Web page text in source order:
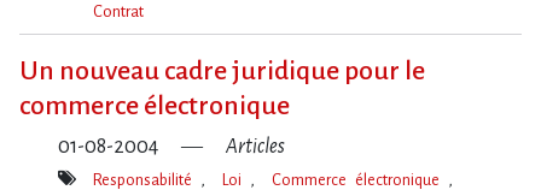
Mot(s)-
Contrat
Un nouveau cadre juridique pour le
commerce électronique
01-08-2004 Articles
Responsabilité Loi
Commerce électronique